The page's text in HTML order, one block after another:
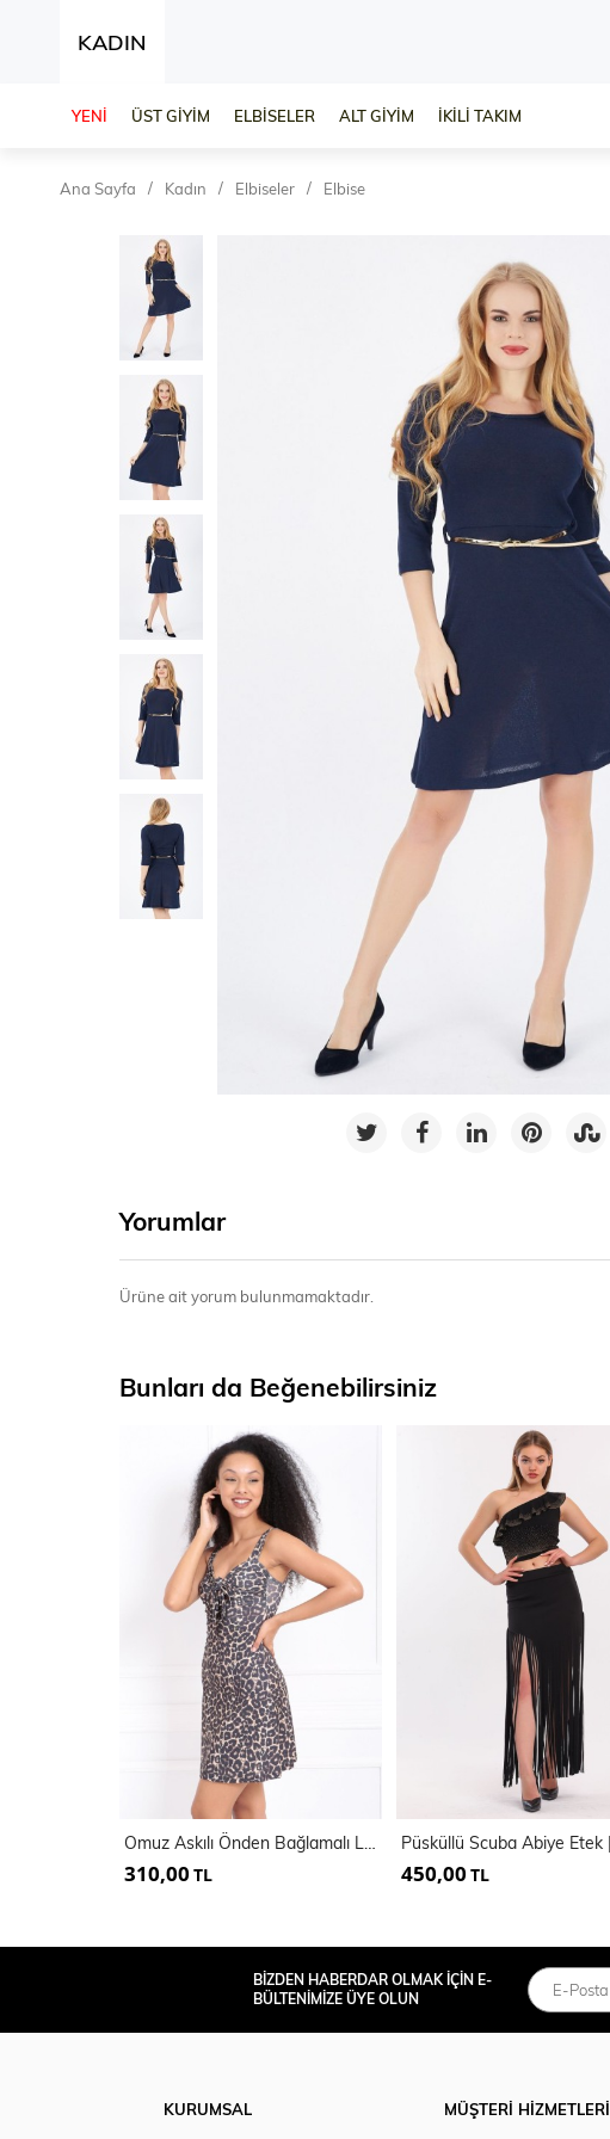
KADIN
YENİ ÜST GİYİM ELBİSELER ALT GİYİM İKİLİ TAKIM
Ana Sayfa Kadın Elbiseler Elbise
Yorumlar
Ürüne ait yorum bulunmamaktadır.
Bunları da Beğenebilirsiniz
Omuz Askılı Önden Bağlamalı Leopar Elbise
310,00 TL 450,00 TL
BİZDEN HABERDAR OLMAK İÇİN E-
BÜLTENİMİZE ÜYE OLUN
KURUMSAL
MÜŞTERİ HİZMETLERİ